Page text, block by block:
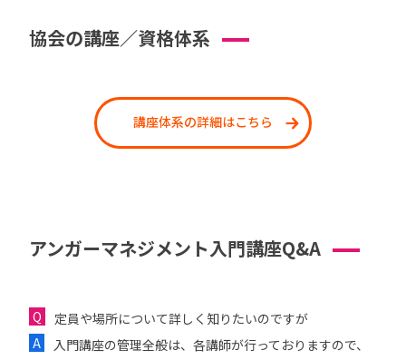
協会の講座／資格体系
講座体系の詳細はこちら
アンガーマネジメント入門講座Q&A
定員や場所について詳しく知りたいのですが
入門講座の管理全般は、各講師が行っておりますので、